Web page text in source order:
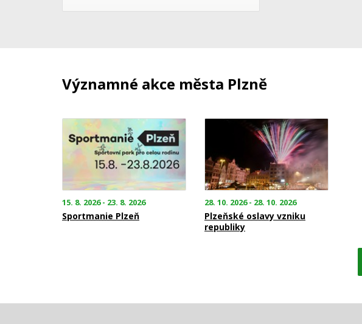
Významné akce města Plzně
15. 8. 2026 - 23. 8. 2026
Sportmanie Plzeň
28. 10. 2026 - 28. 10. 2026
Plzeňské oslavy vzniku
republiky